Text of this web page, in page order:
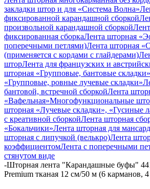
закладки штор и для «Система Волна»
фиксированной карандашной сборкой
произвольной карандашной сборкой
фиксированная сборкаЛента шторная
поперечными петлями)Лента шторная
(применяется с кордами с глайдерами)
шторЛента для французских и
шторная «Групповые, бантовые складки»
«Групповые, ровные лучевые складки»
бантовой, встречной сборкойЛента
«Вафельная»Многофункциональные
шторная «Лучевые складки», «Гусиные
с креативной сборкойЛента шторная
«Бокальчики»Лента шторная для
шторная с липучкой (велькро)Лента
коэффициентомЛента с поперечными
стянутом виде
-Шторная лента "Карандашные буфы"
Premium тканая 12 см/50 м (6 карманов,